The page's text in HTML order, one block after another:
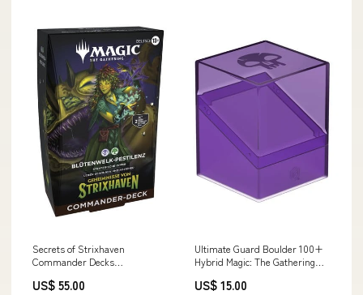
Secrets of Strixhaven
Commander Decks
deutsch PreRelease
US$ 55.00
Ultimate Guard Boulder 100+
Hybrid Magic: The Gathering
Cyberpunk
US$ 15.00